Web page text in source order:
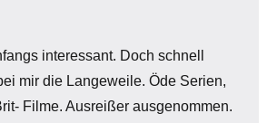
interessant. Doch schnell
mir die Langeweile. Öde Serien,
Filme. Ausreißer ausgenommen.